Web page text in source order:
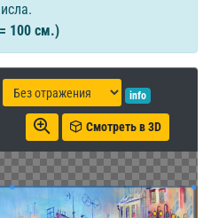
100 см.)
info
Смотреть в 3D